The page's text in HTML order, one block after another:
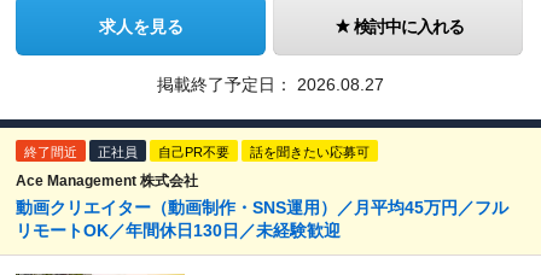
求人を見る 検討中に入れる
掲載終了予定日： 2026.08.27
終了間近 正社員 自己PR不要 話を聞きたい応募可
Ace Management 株式会社
動画クリエイター（動画制作・SNS運用）／月平均45万円／フル
リモートOK／年間休日130日／未経験歓迎